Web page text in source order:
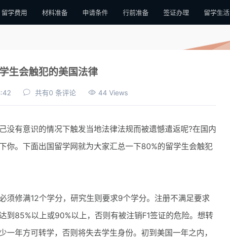
留学费用 材料准备 申请条件 行前准备 签证办理 留学生活
生会触犯的美国法律
共有0 条评论 44 Views
有意识的情况下触发当地法律法规而被遗憾遣返呢?在国内
你。下面出国留学网就为大家汇总一下80%的留学生会触犯
修满12个学分，研究生则要求9个学分。注册不满足要求
到85%以上或90%以上，否则有被注销F1签证的危险。想转
年方可转学，否则将失去学生身份。初到美国一年之内，